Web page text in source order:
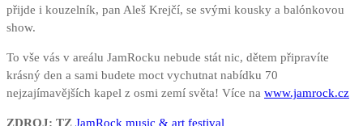
přijde i kouzelník, pan Aleš Krejčí, se svými kousky a balónkovou
show.
To vše vás v areálu JamRocku nebude stát nic, dětem připravíte
krásný den a sami budete moct vychutnat nabídku 70
nejzajímavějších kapel z osmi zemí světa! Více na www.jamrock.cz
ZDROJ: TZ JamRock music & art festival